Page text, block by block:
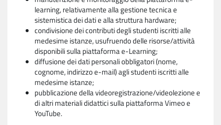
learning, relativamente alla gestione tecnica e
sistemistica dei dati e alla struttura hardware;
condivisione dei contributi degli studenti iscritti alle
medesime istanze, usufruendo delle risorse/attività
disponibili sulla piattaforma e-Learning;
diffusione dei dati personali obbligatori (nome,
cognome, indirizzo e-mail) agli studenti iscritti alle
medesime istanze;
pubblicazione della videoregistrazione/videolezione e
di altri materiali didattici sulla piattaforma Vimeo e
YouTube.